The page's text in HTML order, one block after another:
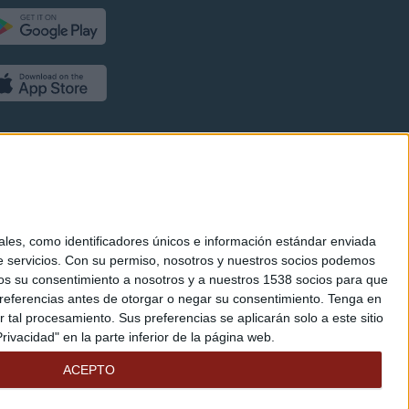
como identificadores únicos e información estándar enviada
servicios. Con su permiso, nosotros y nuestros socios podemos
su consentimiento a nosotros y a nuestros 1538 socios para que
antes de otorgar o negar su consentimiento. Tenga en
procesamiento. Sus preferencias se aplicarán solo a este sitio
en la parte inferior de la página web.
ACEPTO